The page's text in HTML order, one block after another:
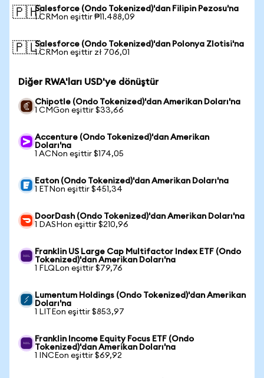
🇵🇭Salesforce (Ondo Tokenized)'dan Filipin Pezosu'na
1 CRMon eşittir ₱11.488,09
🇵🇱Salesforce (Ondo Tokenized)'dan Polonya Zlotisi'na
1 CRMon eşittir zł 706,01
Diğer RWA'ları USD'ye dönüştür
Chipotle (Ondo Tokenized)'dan Amerikan Doları'na
1 CMGon eşittir $33,66
Accenture (Ondo Tokenized)'dan Amerikan
Doları'na
1 ACNon eşittir $174,05
Eaton (Ondo Tokenized)'dan Amerikan Doları'na
1 ETNon eşittir $451,34
DoorDash (Ondo Tokenized)'dan Amerikan Doları'na
1 DASHon eşittir $210,96
Franklin US Large Cap Multifactor Index ETF (Ondo
Tokenized)'dan Amerikan Doları'na
1 FLQLon eşittir $79,76
Lumentum Holdings (Ondo Tokenized)'dan Amerikan
Doları'na
1 LITEon eşittir $853,97
Franklin Income Equity Focus ETF (Ondo
Tokenized)'dan Amerikan Doları'na
1 INCEon eşittir $69,92